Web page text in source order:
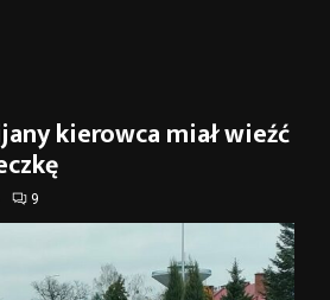
kierowca miał wieźć
9